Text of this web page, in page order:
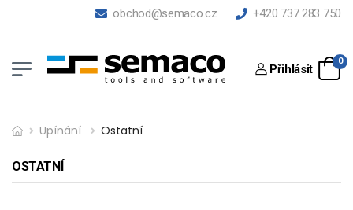
obchod@semaco.cz +420 737 283 750
Přihlásit
0
Upínání Ostatní
OSTATNÍ